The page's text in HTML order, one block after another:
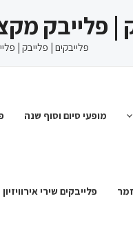
| פלייבק
פלייבקים | פלייבק |
מופעי סיום וסוף שנה
פלייבקים שירי אירוויזיון